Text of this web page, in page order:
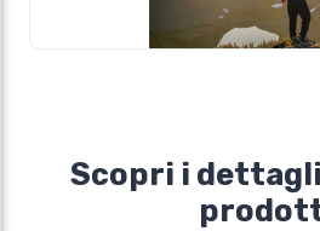
Scopri i